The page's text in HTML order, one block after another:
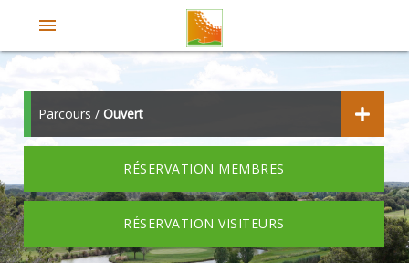
menu
Parcours / Ouvert
RÉSERVATION MEMBRES
RÉSERVATION VISITEURS